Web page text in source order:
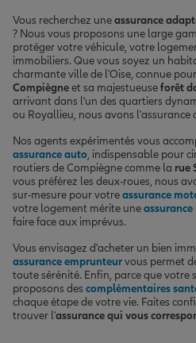
Vous recherchez uneassurance
? Nous vous proposons une large
protéger votre véhicule, votre
immobiliers. Que vous soyez un
charmante ville de l'Oise, connue
Compiègneet sa majestueuseforêt
arrivant dans l'un des quartiers
ou Royallieu, nous avons l'assurance
Nos agents expérimentés vous
assurance auto, indispensable pour
routiers de Compiègne comme la rue
vous préférez les deux-roues, nous
sur-mesure pour votreassurance
votre logement mérite une
faire face aux imprévus.
Vous envisagez d'acheter un bien
assurance emprunteurvous permet
toute sérénité. Enfin, parce que votre
proposons des complémentaires
chaque étape de votre vie. Faites
trouver l'assurance qui vous